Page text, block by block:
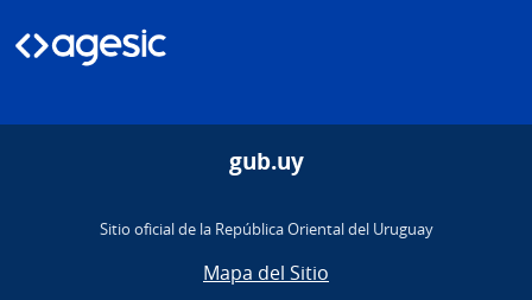
gub.uy
Sitio oficial de la República Oriental del Uruguay
Mapa del Sitio